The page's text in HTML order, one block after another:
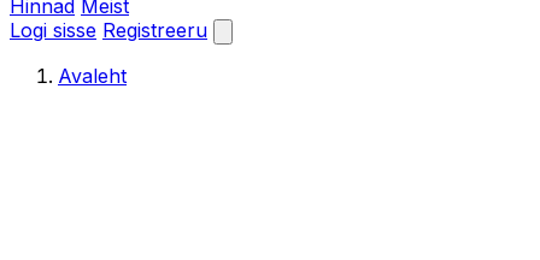
Hinnad Meist
Logi sisse Registreeru
Avaleht